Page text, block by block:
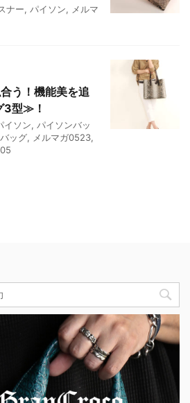
ナー, パイソン, メルマ
う！機能美を追
3型≫！
イソン, パイソンバッ
ッグ, メルマガ0523,